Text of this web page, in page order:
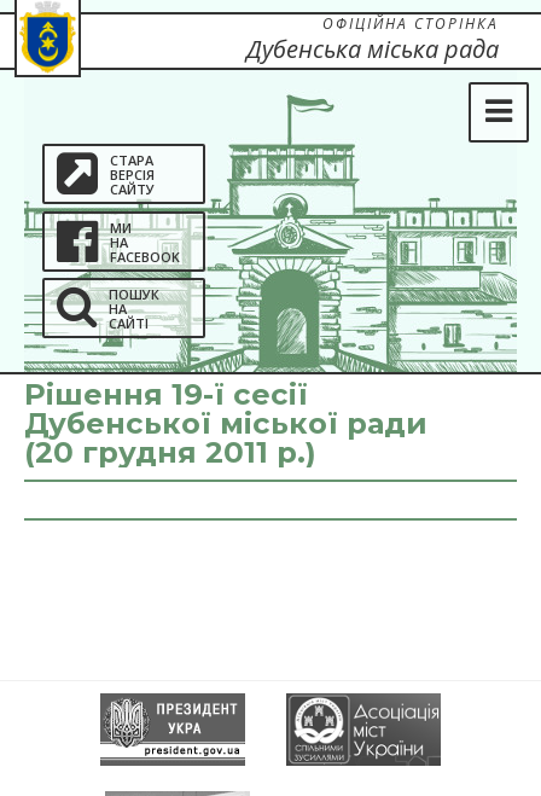
СТАРА
ВЕРСІЯ
САЙТУ
МИ
НА
FACEBOOK
ПОШУК
НА
САЙТІ
ОФІЦІЙНА СТОРІНКА
Дубенська міська рада
Рішення 19-ї сесії
Дубенської міської ради
(20 грудня 2011 р.)